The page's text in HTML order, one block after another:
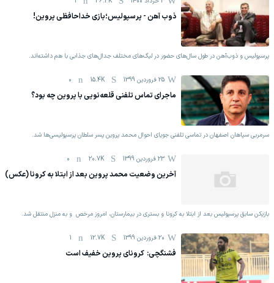
ذوب آهن - پرسپولیس؛بازی خداحافظی پروین!
پرسپولیس و ذوب‌آهن در طول سال‌های حضور در لیگ‌های مختلف جدال‌های جذابی با هم داشته‌اند.
25 فروردين 1399 15.4K
0
ماجرای تماس تلفنی قلعه‌نویی با پروین چه بود؟
سرمربی سپاهان اصفهان در تماسی تلفنی جویای احوال محمد پروین پسر سلطان پرسپولیسی‌ها شد.
23 فروردين 1399 20.7K
0
آخرین وضعیت محمد پروین بعد از ابتلا به کرونا (عکس)
بازیکن سابق پرسپولیس بعد از ابتلا به کرونا و بستری در بیمارستان، امروز مرخص و به منزل منتقل شد.
20 فروردين 1399 12.7K
1
فشنگچی: کرونای پروین خفیف است